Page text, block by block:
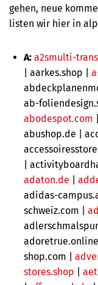
gehen, neue
listen wir hier in
A: a2smulti-
aarkes.shop |
ab-
abodespot.com
abushop.de |
|
adaton.de
adidas-
schweiz.com |
shop.com |
stores.shop